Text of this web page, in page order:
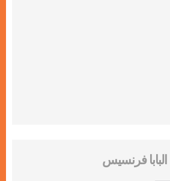
البابا فرنسيس